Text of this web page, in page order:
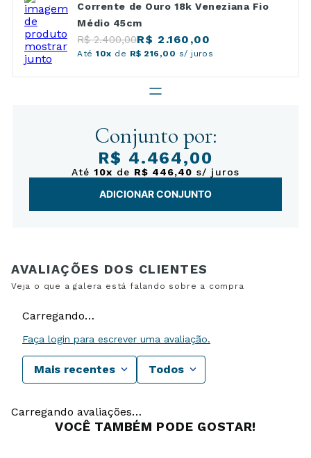
Corrente de Ouro 18k Veneziana Fio
Médio 45cm
R$ 2.400,00R$ 2.160,00
Até10x de R$ 216,00 s/ juros
Conjunto por:
R$ 4.464,00
Até10x de R$ 446,40 s/ juros
ADICIONAR CONJUNTO
Carregando…
Faça login para escrever uma avaliação.
Mais recentes Todos
Carregando avaliações…
VOCÊ TAMBÉM PODE GOSTAR!